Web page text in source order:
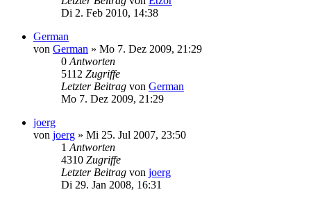
Di 2. Feb 2010, 14:38
German
von German » Mo 7. Dez 2009, 21:29
0 Antworten
5112 Zugriffe
Letzter Beitrag von German
Mo 7. Dez 2009, 21:29
joerg
von joerg » Mi 25. Jul 2007, 23:50
1 Antworten
4310 Zugriffe
Letzter Beitrag von joerg
Di 29. Jan 2008, 16:31